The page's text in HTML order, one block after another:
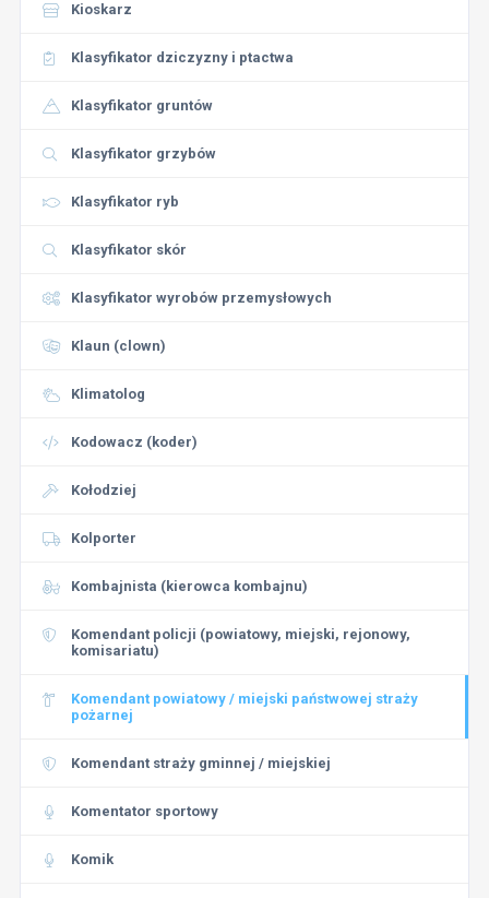
Kioskarz
Klasyfikator dziczyzny i ptactwa
Klasyfikator gruntów
Klasyfikator grzybów
Klasyfikator ryb
Klasyfikator skór
Klasyfikator wyrobów przemysłowych
Klaun (clown)
Klimatolog
Kodowacz (koder)
Kołodziej
Kolporter
Kombajnista (kierowca kombajnu)
Komendant policji (powiatowy, miejski, rejonowy,
komisariatu)
Komendant powiatowy / miejski państwowej straży
pożarnej
Komendant straży gminnej / miejskiej
Komentator sportowy
Komik